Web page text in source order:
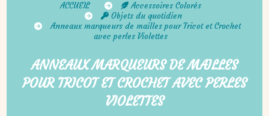
ACCUEIL
Accessoires Colorés
Objets du quotidien
Anneaux marqueurs de mailles pour Tricot et Crochet
avec perles Violettes
ANNEAUX MARQUEURS DE MAILLES
POUR TRICOT ET CROCHET AVEC PERLES
VIOLETTES